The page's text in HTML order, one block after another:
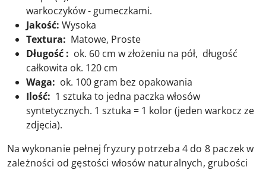
warkoczyków - gumeczkami.
Jakość: Wysoka
Textura: Matowe, Proste
Długość : ok. 60 cm w złożeniu na pół, długość
całkowita ok. 120 cm
Waga: ok. 100 gram bez opakowania
Ilość: 1 sztuka to jedna paczka włosów
syntetycznych. 1 sztuka = 1 kolor (jeden warkocz ze
zdjęcia).
Na wykonanie pełnej fryzury potrzeba 4 do 8 paczek w
zależności od gęstości włosów naturalnych, grubości